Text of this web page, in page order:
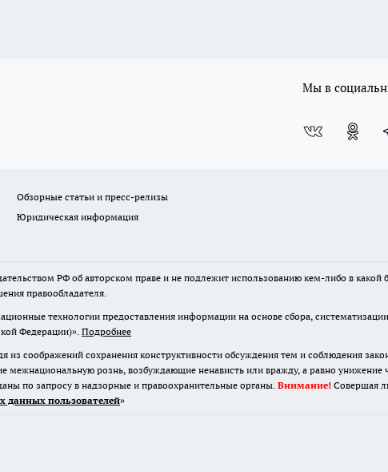
Мы в
Обзорные статьи и пресс-релизы
Юридическая информация
РФ об авторском праве и не подлежит использованию кем-либо в
правообладателя.
технологии предоставления информации на основе сбора,
Федерации)».Подробнее
соображений сохранения конструктивности обсуждения тем и соблюдения
рознь, возбуждающие ненависть или вражду, а равно унижение
по запросу в надзорные и правоохранительные органы. Внимание! Совершая
данных пользователей»